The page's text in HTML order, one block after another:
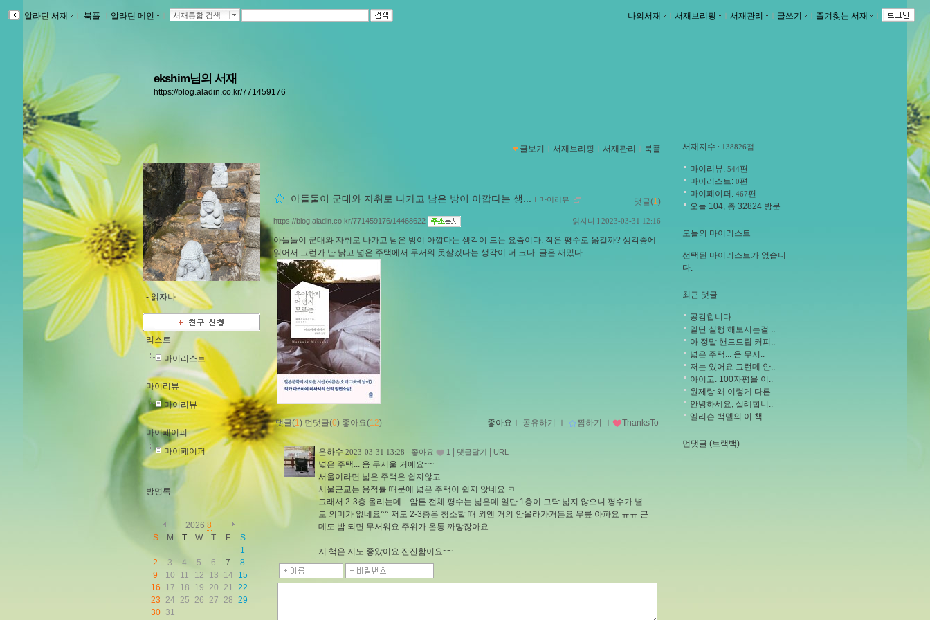
알라딘 서재 북플 알라딘 메인 서재통합 검색 나의서재 ｌ 서재브리핑 ｌ 서재관리 ｌ 글쓰기 ｌ 즐겨찾는 서재 ｌ
ekshim님의 서재
https://blog.aladin.co.kr/771459176
글보기 ｌ 서재브리핑 ｌ 서재관리 ｌ 북플
-읽자나
리스트
마이리스트
마이리뷰
마이리뷰
마이페이퍼
마이페이퍼
방명록
2026 8
S
M T W T F
S
1
2
3 4 5 6 7
8
9
10 11 12 13 14
15
16
17 18 19 20 21 22
23 24 25 26 27 28 29
30
31
아들둘이 군대와 자취로 나가고 남은 방이 아깝다는 생... ｌ 마이리뷰 댓글(1)
읽자나 l 2023-03-31 12:16
https://blog.aladin.co.kr/771459176/14468622
아들둘이 군대와 자취로 나가고 남은 방이 아깝다는 생각이 드는 요즘이다. 작은 평수로 옮길까? 생각중에
읽어서 그런가 난 낡고 넓은 주택에서 무서워 못살겠다는 생각이 더 크다. 글은 재밌다.
댓글(1) 먼댓글(0) 좋아요(12) 좋아요 ｌ 공유하기 ｌ 찜하기 ｌ ThanksTo
은하수 2023-03-31 13:28 좋아요 1 댓글달기 URL
넓은 주택... 음 무서울 거예요~~
서울이라면 넓은 주택은 쉽지않고
서울근교는 용적률 때문에 넓은 주택이 쉽지 않네요 ㅋ
그래서 2-3층 올리는데... 암튼 전체 평수는 넓은데 일단 1층이 그닥 넓지 않으니 평수가 별
로 의미가 없네요^^ 저도 2-3층은 청소할 때 외엔 거의 안올라가거든요 무릎 아파요 ㅠㅠ 근
데도 밤 되면 무서워요 주위가 온통 까맣잖아요
저 책은 저도 좋았어요 잔잔함이요~~
서재지수 : 138826점
마이리뷰: 544편
마이리스트: 0편
마이페이퍼: 467편
오늘 104, 총 32824 방문
오늘의 마이리스트
선택된 마이리스트가 없습니
다.
최근 댓글
공감합니다
일단 실행 해보시는걸 ..
아 정말 핸드드립 커피..
넓은 주택... 음 무서..
저는 있어요 그런데 안..
아이고. 100자평을 이..
원제랑 왜 이렇게 다른..
안녕하세요, 실례합니..
엘리슨 백델의 이 책 ..
먼댓글 (트랙백)